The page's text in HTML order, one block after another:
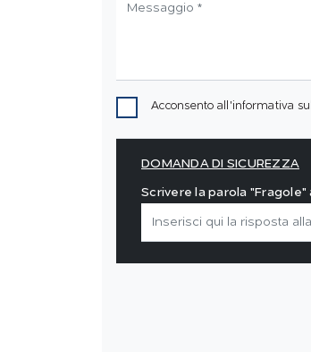
Acconsento all'informativa
DOMANDA DI SICUREZZA
Scrivere la parola "Fragole"